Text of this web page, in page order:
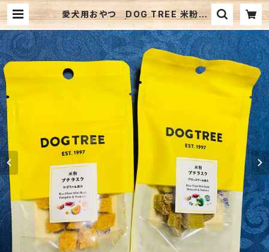
愛犬用おやつ DOG TREE 米粉プ
チラスク | blisspaws